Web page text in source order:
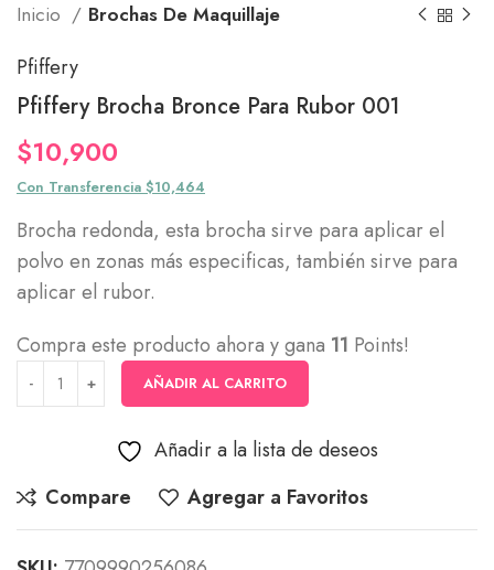
Inicio Brochas De Maquillaje
Pfiffery
Pfiffery Brocha Bronce Para Rubor 001
$10,900
Con Transferencia $10,464
Brocha redonda, esta brocha sirve para aplicar el
polvo en zonas más especificas, también sirve para
aplicar el rubor.
Compra este producto ahora y gana 11 Points!
AÑADIR AL CARRITO
Añadir a la lista de deseos
Compare
Agregar a Favoritos